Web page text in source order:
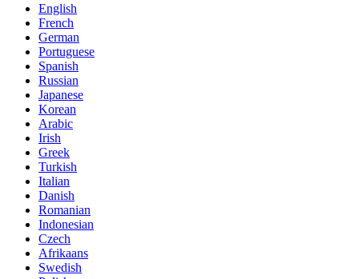
English
French
German
Portuguese
Spanish
Russian
Japanese
Korean
Arabic
Irish
Greek
Turkish
Italian
Danish
Romanian
Indonesian
Czech
Afrikaans
Swedish